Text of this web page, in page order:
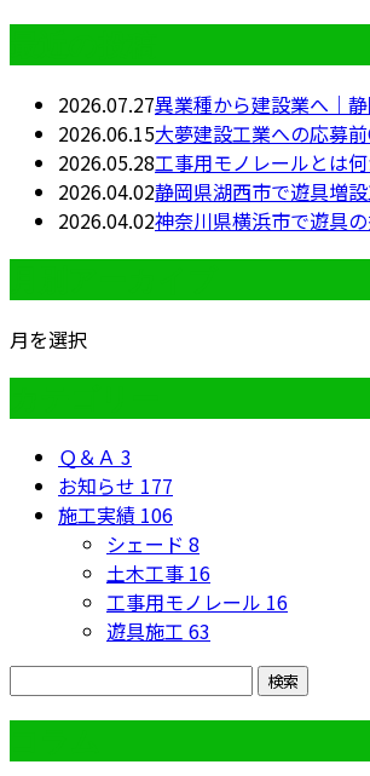
2026.07.27異業種から建設業へ｜
2026.06.15大夢建設工業への応募
2026.05.28工事用モノレールとは
2026.04.02静岡県湖西市で遊具増
2026.04.02神奈川県横浜市で遊具
月を選択
Ｑ＆Ａ 3
お知らせ 177
施工実績 106
シェード 8
土木工事 16
工事用モノレール 16
遊具施工 63